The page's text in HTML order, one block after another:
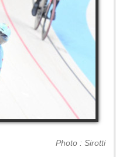
Photo : Sirotti